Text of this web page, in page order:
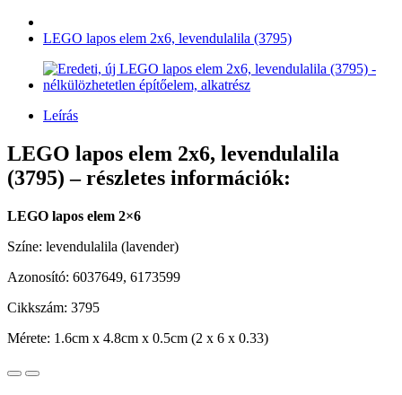
LEGO lapos elem 2x6, levendulalila (3795)
Leírás
LEGO lapos elem 2x6, levendulalila
(3795) – részletes információk:
LEGO lapos elem 2×6
Színe: levendulalila (lavender)
Azonosító: 6037649, 6173599
Cikkszám: 3795
Mérete: 1.6cm x 4.8cm x 0.5cm (2 x 6 x 0.33)